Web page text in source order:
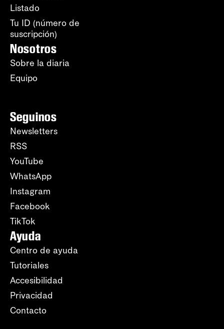
Listado
Tu ID (número de
suscripción)
Nosotros
Sobre la diaria
Equipo
Seguinos
Newsletters
RSS
YouTube
WhatsApp
Instagram
Facebook
TikTok
Ayuda
Centro de ayuda
Tutoriales
Accesibilidad
Privacidad
Contacto